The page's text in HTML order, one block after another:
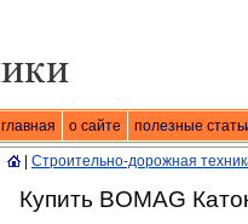
главная о сайте полезные
Спецтехника| продажа спец.
Строительно-дорожная
Купить BOMAG